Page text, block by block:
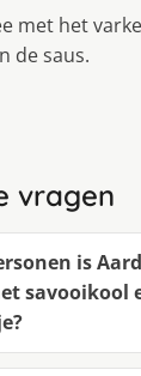
met het
de saus.
vragen
is
savooikool